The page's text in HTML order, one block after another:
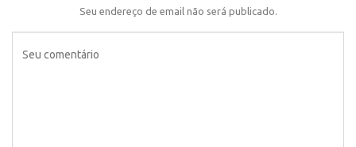
Seu endereço de email não será publicado.